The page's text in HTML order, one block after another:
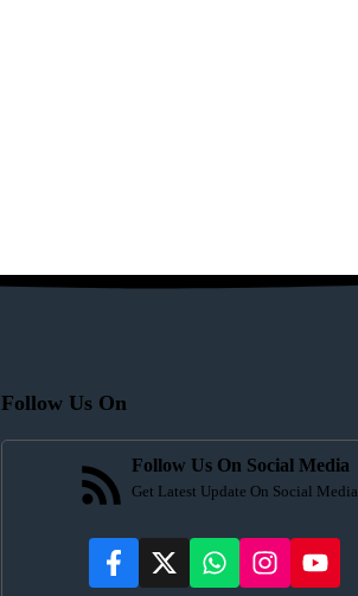
Follow Us On
Follow Us On Social Media
Get Latest Update On Social Media